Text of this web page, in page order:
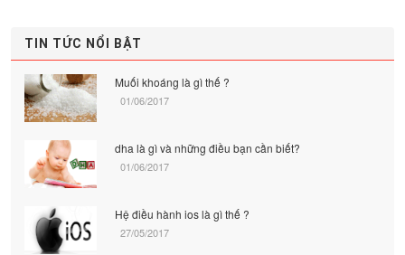
TIN TỨC NỔI BẬT
Muối khoáng là gì thế ?
01/06/2017
dha là gì và những điều bạn cần biết?
01/06/2017
Hệ điều hành ios là gì thế ?
27/05/2017